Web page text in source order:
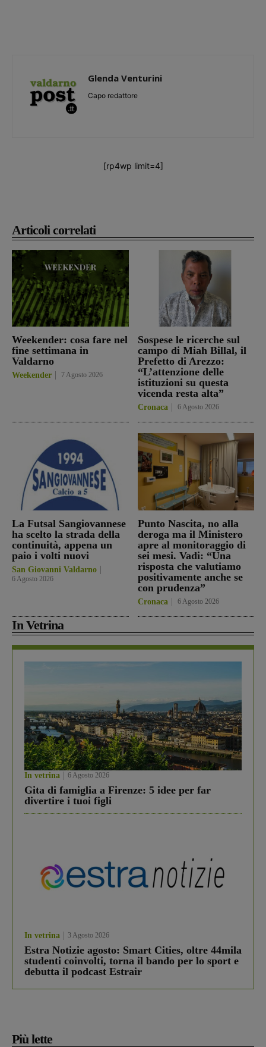
Articoli correlati
Weekender: cosa fare nel
fine settimana in
Valdarno
Weekender 7 Agosto 2026
Sospese le ricerche sul
campo di Miah Billal, il
Prefetto di Arezzo:
“L’attenzione delle
istituzioni su questa
vicenda resta alta”
Cronaca 6 Agosto 2026
La Futsal Sangiovannese
ha scelto la strada della
continuità, appena un
paio i volti nuovi
San Giovanni Valdarno
6 Agosto 2026
Punto Nascita, no alla
deroga ma il Ministero
apre al monitoraggio di
sei mesi. Vadi: “Una
risposta che valutiamo
positivamente anche se
con prudenza”
Cronaca 6 Agosto 2026
In Vetrina
In vetrina 6 Agosto 2026
Gita di famiglia a Firenze: 5 idee per far
divertire i tuoi figli
In vetrina 3 Agosto 2026
Estra Notizie agosto: Smart Cities, oltre 44mila
studenti coinvolti, torna il bando per lo sport e
debutta il podcast Estrair
Più lette
Glenda Venturini
Capo redattore
[rp4wp limit=4]